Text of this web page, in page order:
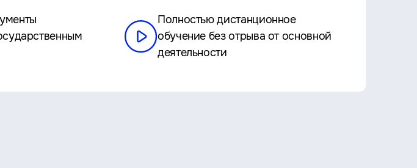
Полностью дистанционное
обучение без отрыва от основной
деятельности